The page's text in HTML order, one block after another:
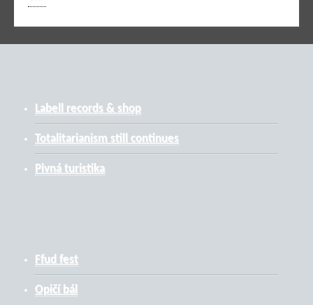
Labell records & shop
Totalitarianism still continues
Pivná turistika
Ffud fest
Opičí bál